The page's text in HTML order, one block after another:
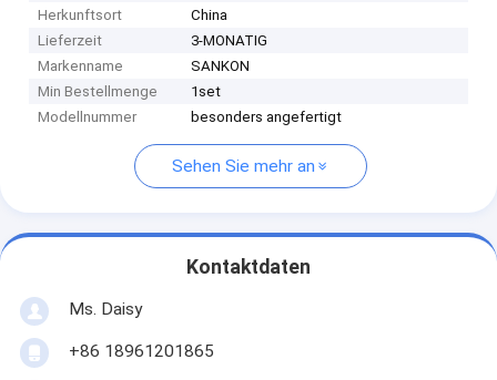
Herkunftsort
China
Lieferzeit
3-MONATIG
Markenname
SANKON
Min Bestellmenge
1set
Modellnummer
besonders angefertigt
Sehen Sie mehr an
Kontaktdaten
Ms. Daisy
+86 18961201865